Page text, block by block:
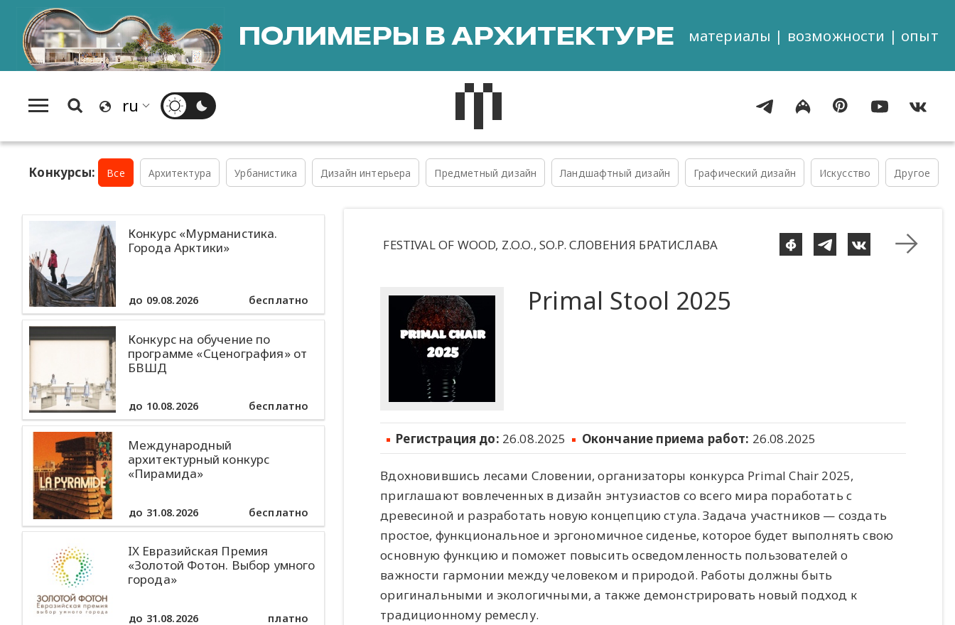
ПОЛИМЕРЫ В АРХИТЕКТУРЕ материалы | возможности | опыт
Конкурсы: Все Архитектура Урбанистика Дизайн интерьера Предметный дизайн Ландшафтный дизайн Графический дизайн Искусство Другое
Конкурс «Мурманистика.
Города Арктики»
до 09.08.2026 бесплатно
Конкурс на обучение по
программе «Сценография» от
БВШД
до 10.08.2026 бесплатно
Международный
архитектурный конкурс
«Пирамида»
до 31.08.2026 бесплатно
IX Евразийская Премия
«Золотой Фотон. Выбор умного
города»
до 31.08.2026 платно
Primal Stool 2025
FESTIVAL OF WOOD, Z.O.O., SO.P. СЛОВЕНИЯ БРАТИСЛАВА
Регистрация до: 26.08.2025 Окончание приема работ: 26.08.2025
Вдохновившись лесами Словении, организаторы конкурса Primal Chair 2025,
приглашают вовлеченных в дизайн энтузиастов со всего мира поработать с
древесиной и разработать новую концепцию стула. Задача участников — создать
простое, функциональное и эргономичное сиденье, которое будет выполнять свою
основную функцию и поможет повысить осведомленность пользователей о
важности гармонии между человеком и природой. Работы должны быть
оригинальными и экологичными, а также демонстрировать новый подход к
традиционному ремеслу.